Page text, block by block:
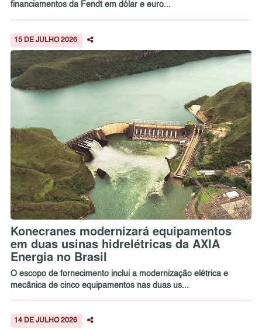
financiamentos da Fendt em dólar e euro...
15 DE JULHO 2026
Konecranes modernizará equipamentos
em duas usinas hidrelétricas da AXIA
Energia no Brasil
O escopo de fornecimento inclui a modernização elétrica e
mecânica de cinco equipamentos nas duas us...
14 DE JULHO 2026